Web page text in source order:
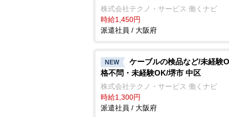
株式会社テクノ・サービス 働くナビ
時給1,450円
派遣社員 / 大阪府
NEW
ケーブルの検品など/未経験
格不問・未経験OK/堺市 中区
株式会社テクノ・サービス 働くナビ
時給1,300円
派遣社員 / 大阪府